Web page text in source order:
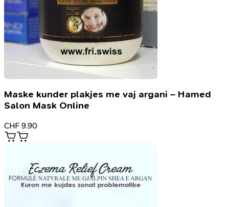
Maske kunder plakjes me vaj argani – Hamed
Salon Mask Online
CHF 9.90